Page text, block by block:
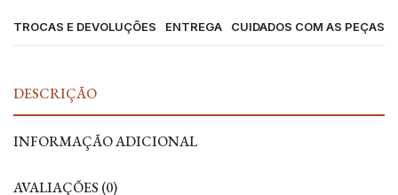
TROCAS E DEVOLUÇÕES ENTREGA CUIDADOS COM AS PEÇAS
DESCRIÇÃO
INFORMAÇÃO ADICIONAL
AVALIAÇÕES (0)